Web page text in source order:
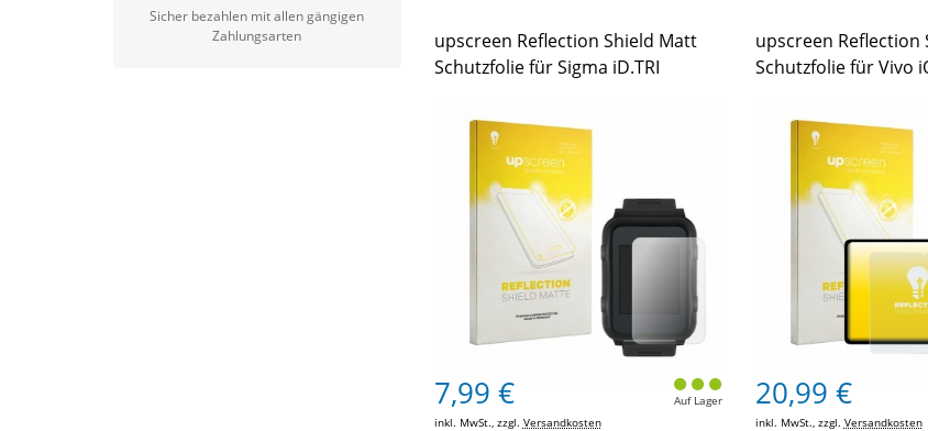
Sicher bezahlen mit allen gängigen
Zahlungsarten
upscreen Reflection Shield Matt
Schutzfolie für Sigma iD.TRI
7,99 €
inkl. MwSt., zzgl. Versandkosten
Auf Lager
upscreen Reflection
Schutzfolie für Vivo
20,99 €
inkl. MwSt., zzgl. Versandkosten